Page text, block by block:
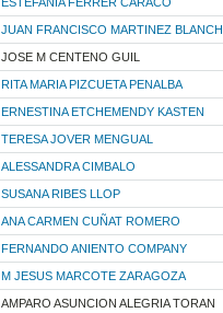
JUAN FRANCISCO MARTINEZ BLANCH
JOSE M CENTENO GUIL
RITA MARIA PIZCUETA PENALBA
ERNESTINA ETCHEMENDY KASTEN
TERESA JOVER MENGUAL
ALESSANDRA CIMBALO
SUSANA RIBES LLOP
ANA CARMEN CUÑAT ROMERO
FERNANDO ANIENTO COMPANY
M JESUS MARCOTE ZARAGOZA
AMPARO ASUNCION ALEGRIA TORAN